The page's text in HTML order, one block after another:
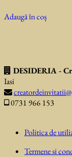
Adaugă în coș
DESIDERIA -
Iasi
0731 966 153
Politica de
Termene si